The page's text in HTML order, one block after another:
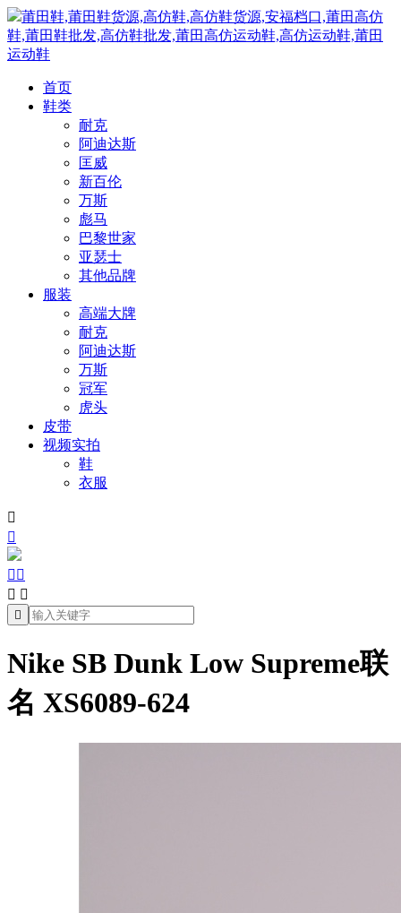
莆田鞋,莆田鞋货源,高仿鞋,高仿鞋货源,安福档口,莆田高仿
鞋,莆田鞋批发,高仿鞋批发,莆田高仿运动鞋,高仿运动鞋,莆田
运动鞋
首页
鞋类
耐克
阿迪达斯
匡威
新百伦
万斯
彪马
巴黎世家
亚瑟士
其他品牌
服装
高端大牌
耐克
阿迪达斯
万斯
冠军
虎头
皮带
视频实拍
鞋
衣服


 
 

Nike SB Dunk Low Supreme联
名 XS6089-624